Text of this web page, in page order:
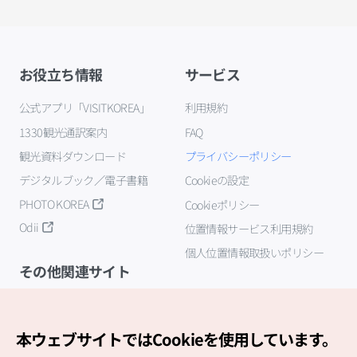
お役立ち情報
公式アプリ「VISITKOREA」
1330観光通訳案内
観光資料ダウンロード
デジタルブック／電子書籍
PHOTO KOREA
Odii
サービス
利用規約
FAQ
プライバシーポリシー
Cookieの設定
Cookieポリシー
位置情報サービス利用規約
個人位置情報取扱いポリシー
その他関連サイト
本ウェブサイトではCookieを使用しています。